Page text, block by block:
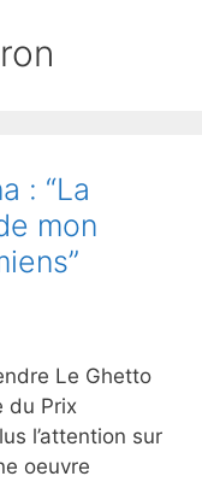
: “La
mon
Le Ghetto
du Prix
l’attention sur
oeuvre